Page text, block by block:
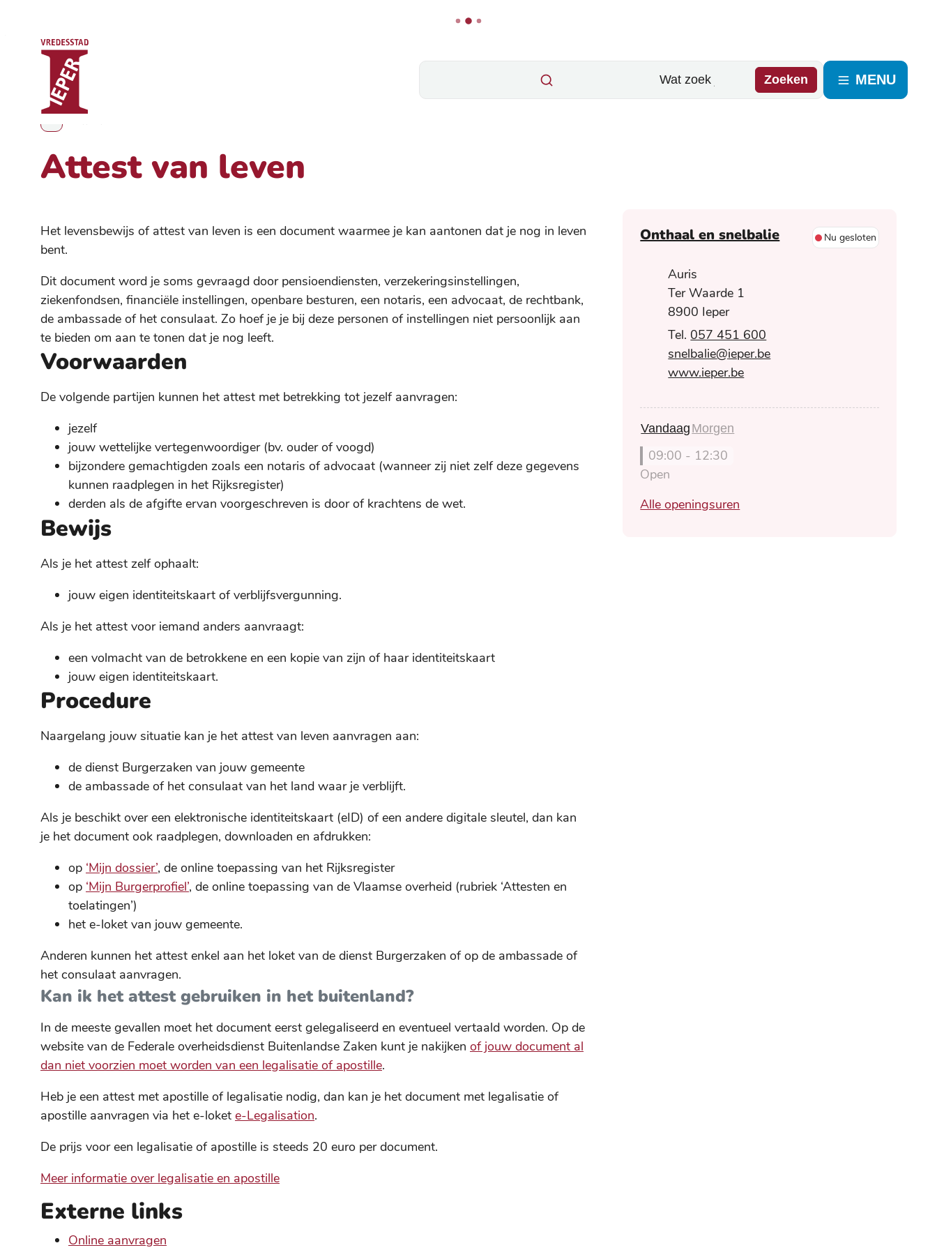
Naar inhoud
Stad Ieper
Zoeken MENU
Toon alle broodkruimel items
Attest van leven
Het levensbewijs of attest van leven is een document waarmee je kan aantonen dat je nog in leven
bent.
Dit document word je soms gevraagd door pensioendiensten, verzekeringsinstellingen,
ziekenfondsen, financiële instellingen, openbare besturen, een notaris, een advocaat, de rechtbank,
de ambassade of het consulaat. Zo hoef je je bij deze personen of instellingen niet persoonlijk aan
te bieden om aan te tonen dat je nog leeft.
Voorwaarden
De volgende partijen kunnen het attest met betrekking tot jezelf aanvragen:
jezelf
jouw wettelijke vertegenwoordiger (bv. ouder of voogd)
bijzondere gemachtigden zoals een notaris of advocaat (wanneer zij niet zelf deze gegevens
kunnen raadplegen in het Rijksregister)
derden als de afgifte ervan voorgeschreven is door of krachtens de wet.
Bewijs
Als je het attest zelf ophaalt:
jouw eigen identiteitskaart of verblijfsvergunning.
Als je het attest voor iemand anders aanvraagt:
een volmacht van de betrokkene en een kopie van zijn of haar identiteitskaart
jouw eigen identiteitskaart.
Procedure
Naargelang jouw situatie kan je het attest van leven aanvragen aan:
de dienst Burgerzaken van jouw gemeente
de ambassade of het consulaat van het land waar je verblijft.
Als je beschikt over een elektronische identiteitskaart (eID) of een andere digitale sleutel, dan kan
je het document ook raadplegen, downloaden en afdrukken:
op ‘Mijn dossier’, de online toepassing van het Rijksregister
op ‘Mijn Burgerprofiel’, de online toepassing van de Vlaamse overheid (rubriek ‘Attesten en
toelatingen’)
het e-loket van jouw gemeente.
Anderen kunnen het attest enkel aan het loket van de dienst Burgerzaken of op de ambassade of
het consulaat aanvragen.
Kan ik het attest gebruiken in het buitenland?
In de meeste gevallen moet het document eerst gelegaliseerd en eventueel vertaald worden. Op de
website van de Federale overheidsdienst Buitenlandse Zaken kunt je nakijken of jouw document al
dan niet voorzien moet worden van een legalisatie of apostille.
Heb je een attest met apostille of legalisatie nodig, dan kan je het document met legalisatie of
apostille aanvragen via het e-loket e-Legalisation.
De prijs voor een legalisatie of apostille is steeds 20 euro per document.
Meer informatie over legalisatie en apostille
Externe links
Online aanvragen
Onthaal en snelbalie Nu gesloten
AdresAuris
Ter Waarde 1
,8900 Ieper
057 451 600
E-mailsnelbalie@ieper.be
Websitewww.ieper.be
Vandaag Morgen
09:00 - 12:30
Open
Alle openingsuren